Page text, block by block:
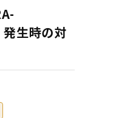
生時の対